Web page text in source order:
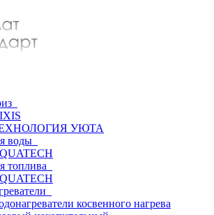
УЮТА
воды
топлива
косвенного нагрева